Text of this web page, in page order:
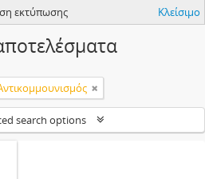
εκτύπωσης Κλείσιμο
search options